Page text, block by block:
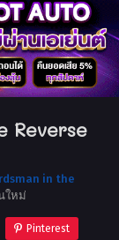
Reverse
in the
ใหม่
Pinterest